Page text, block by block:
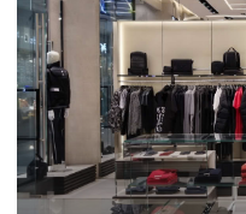
СВЕТОВЫЕ